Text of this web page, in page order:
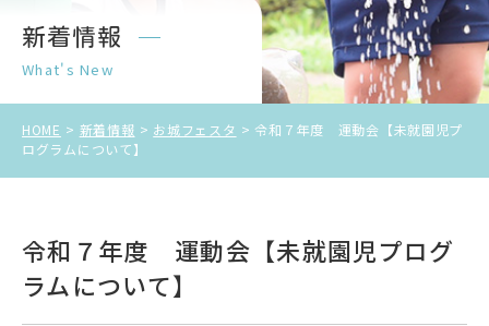
資料請求・お問い合わせ
アクセス よくある質問
新着情報
What's New
HOME 新着情報 お城フェスタ
令和７年度 運動会【未就園児プ
ログラムについて】
令和７年度 運動会【未就園児プログ
ラムについて】